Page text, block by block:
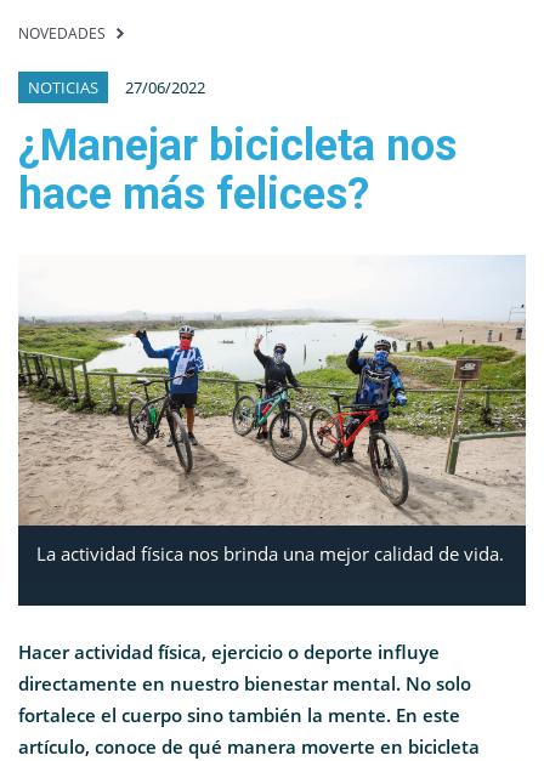
NOVEDADES
NOTICIAS 27/06/2022
¿Manejar bicicleta nos
hace más felices?
La actividad física nos brinda una mejor calidad de vida.
Hacer actividad física, ejercicio o deporte influye
directamente en nuestro bienestar mental. No solo
fortalece el cuerpo sino también la mente. En este
artículo, conoce de qué manera moverte en bicicleta